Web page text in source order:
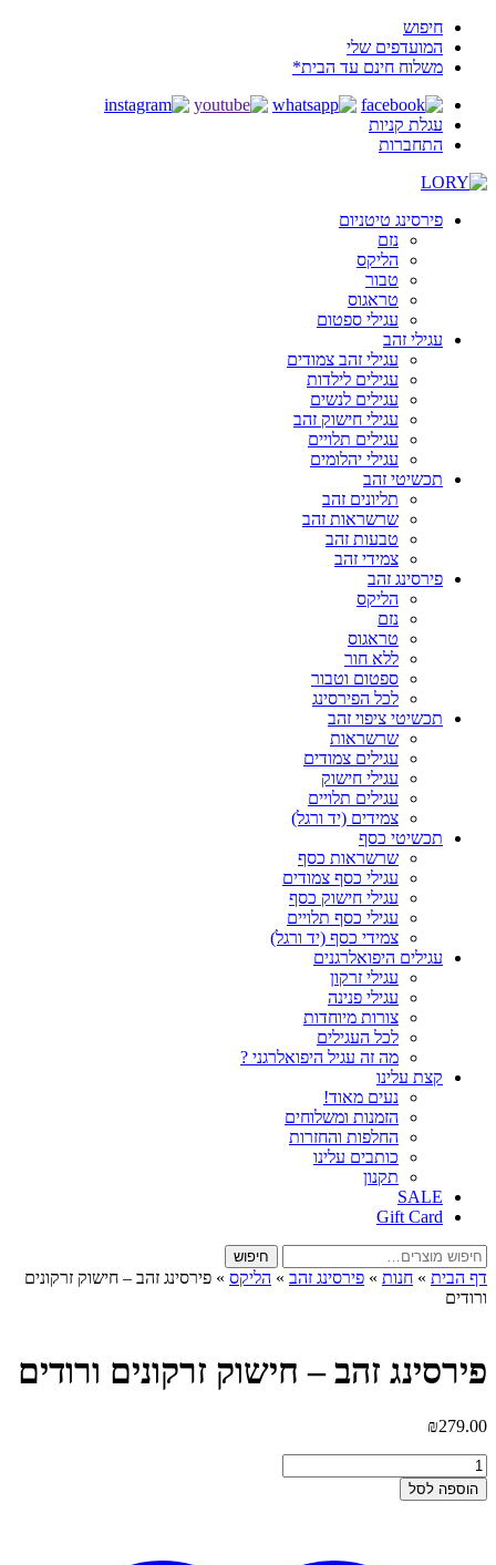
חיפוש
המועדפים שלי
משלוח חינם עד הבית*
עגלת קניות
התחברות
פירסינג טיטניום
נזם
הליקס
טבור
טראגוס
עגילי ספטום
עגילי זהב
עגילי זהב צמודים
עגילים לילדות
עגילים לנשים
עגילי חישוק זהב
עגילים תלויים
עגילי יהלומים
תכשיטי זהב
תליונים זהב
שרשראות זהב
טבעות זהב
צמידי זהב
פירסינג זהב
הליקס
נזם
טראגוס
ללא חור
ספטום וטבור
לכל הפירסינג
תכשיטי ציפוי זהב
שרשראות
עגילים צמודים
עגילי חישוק
עגילים תלויים
צמידים (יד ורגל)
תכשיטי כסף
שרשראות כסף
עגילי כסף צמודים
עגילי חישוק כסף
עגילי כסף תלויים
צמידי כסף (יד ורגל)
עגילים היפואלרגנים
עגילי זרקון
עגילי פנינה
צורות מיוחדות
לכל העגילים
מה זה עגיל היפואלרגני ?
קצת עלינו
נעים מאוד!
הזמנות ומשלוחים
החלפות והחזרות
כותבים עלינו
תקנון
SALE
Gift Card
חיפוש
עבור:
חיפוש
דף הבית » חנות » פירסינג זהב » הליקס » פירסינג זהב – חישוק זרקונים
ורודים
פירסינג זהב – חישוק זרקונים ורודים
₪279.00
כמות
של
פירסינג
הוספה לסל